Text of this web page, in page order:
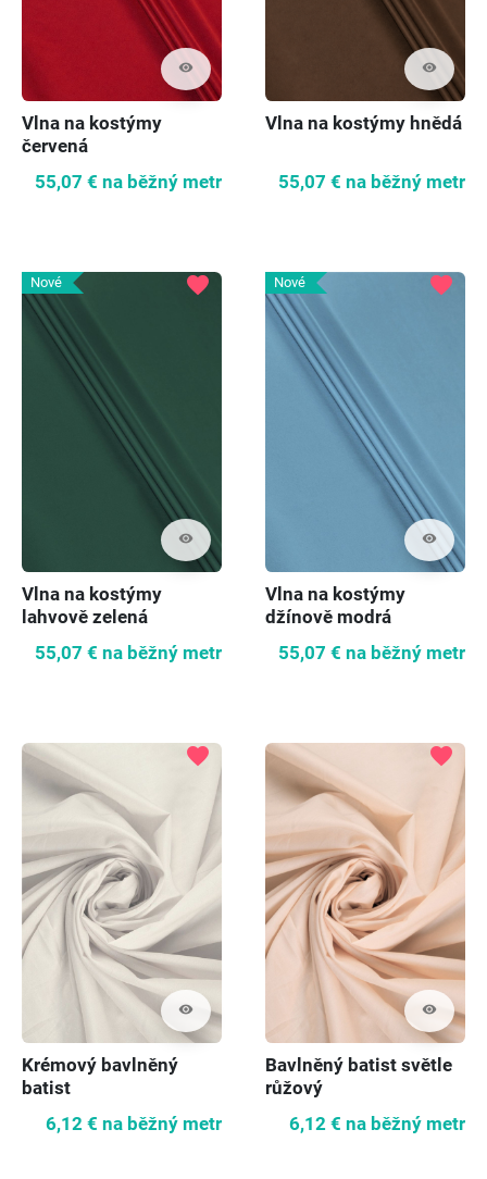
visibility
Vlna na kostýmy
červená
55,07 € na běžný metr
visibility
Vlna na kostýmy hnědá
55,07 € na běžný metr
Nové
visibility
favorite
Vlna na kostýmy
lahvově zelená
55,07 € na běžný metr
Nové
visibility
favorite
Vlna na kostýmy
džínově modrá
55,07 € na běžný metr
visibility
favorite
Krémový bavlněný
batist
6,12 € na běžný metr
visibility
favorite
Bavlněný batist světle
růžový
6,12 € na běžný metr